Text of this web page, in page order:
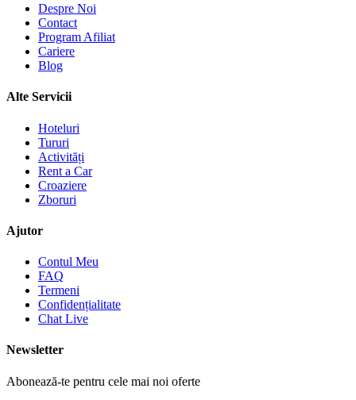
Despre Noi
Contact
Program Afiliat
Cariere
Blog
Alte Servicii
Hoteluri
Tururi
Activități
Rent a Car
Croaziere
Zboruri
Ajutor
Contul Meu
FAQ
Termeni
Confidențialitate
Chat Live
Newsletter
Abonează-te pentru cele mai noi oferte